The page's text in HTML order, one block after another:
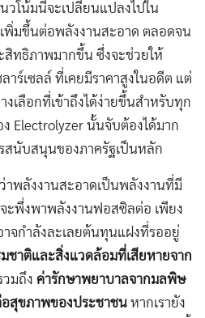
วโน้มนี้จะเปลี่ยนแปลงไปใน
มขึ้นต่อพลังงานสะอาด ตลอดจน
ทธิภาพมากขึ้น ซึ่งจะช่วยให้
าร์เซลล์ ที่เคยมีราคาสูงในอดีต แต่
เลือกที่เข้าถึงได้ง่ายขึ้นสำหรับทุก
Electrolyzer นั้นจับต้องได้มาก
นับสนุนของภาครัฐเป็นหลัก
าพลังงานสะอาดเป็นพลังงานที่มี
ะพึ่งพาพลังงานฟอสซิลต่อ เพียง
าจกำลังละเลยต้นทุนแฝงที่รออยู่
ชาติและสิ่งแวดล้อมที่เสียหายจาก
วมถึง ค่ารักษาพยาบาลจากมลพิษ
สุขภาพของประชาชน หากเรายัง